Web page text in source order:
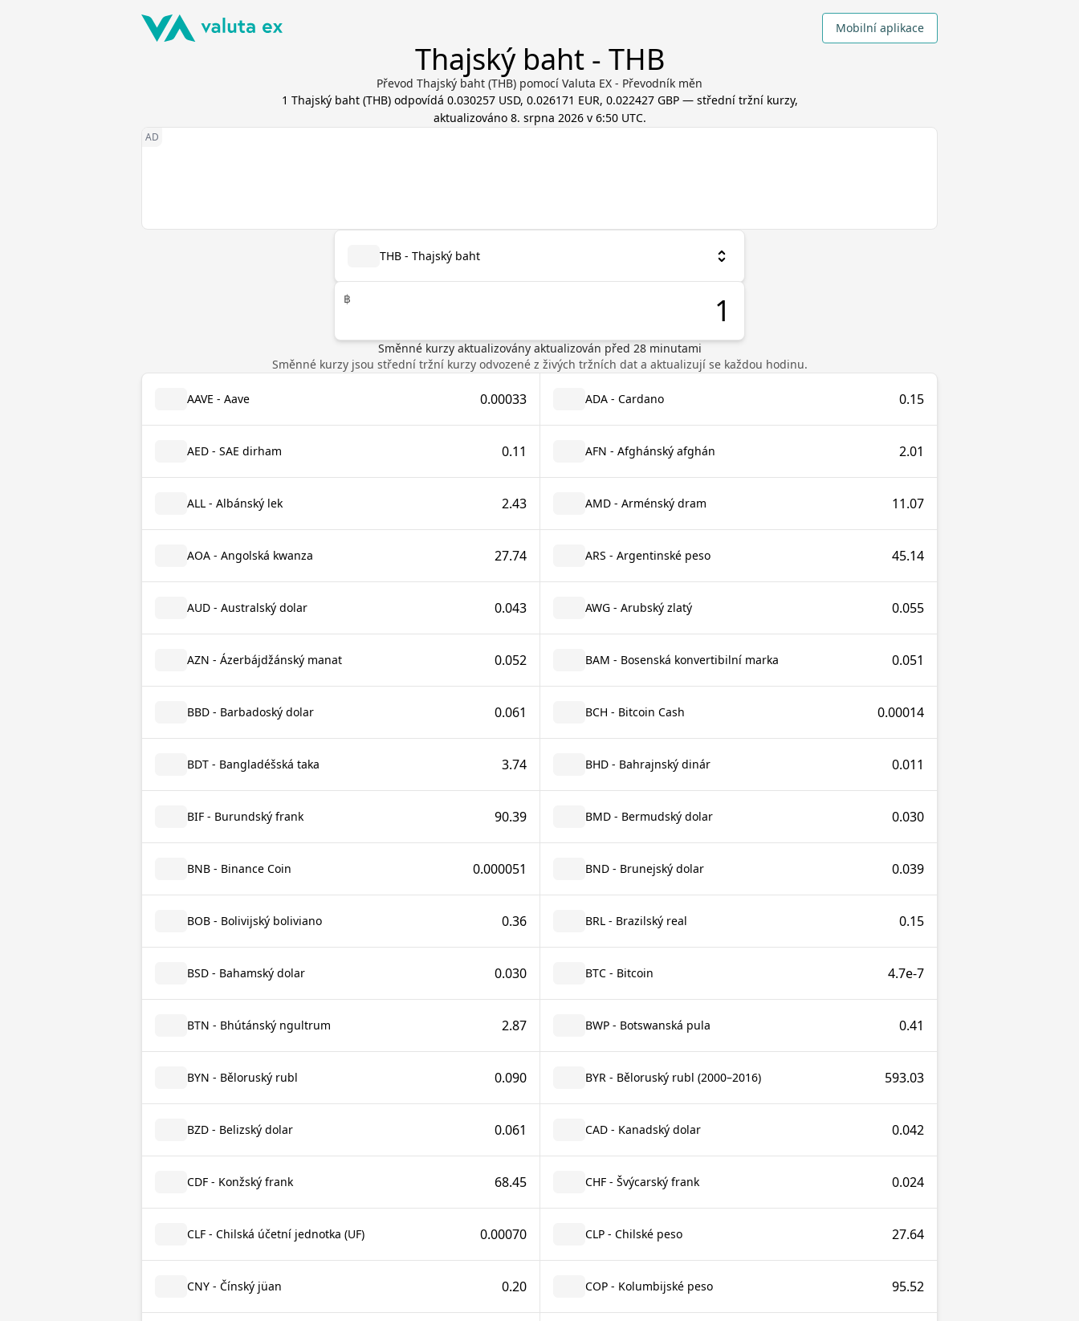
Mobilní aplikace
Thajský baht - THB
Převod Thajský baht (THB) pomocí Valuta EX - Převodník měn
1 Thajský baht(THB) odpovídá 0.030257 USD, 0.026171 EUR, 0.022427 GBP— střední tržní kurzy,
aktualizováno 8. srpna 2026 v 6:50 UTC.
THB - Thajský baht
฿
Směnné kurzy aktualizovány aktualizován před 28minutami
Směnné kurzy jsou střední tržní kurzy odvozené z živých tržních dat a aktualizují se každou hodinu.
AAVE - Aave 0.00033 ADA - Cardano 0.15
AED - SAE dirham 0.11 AFN - Afghánský afghán 2.01
ALL - Albánský lek 2.43 AMD - Arménský dram 11.07
AOA - Angolská kwanza 27.74 ARS - Argentinské peso 45.14
AUD - Australský dolar 0.043 AWG - Arubský zlatý 0.055
AZN - Ázerbájdžánský manat 0.052 BAM - Bosenská konvertibilní marka 0.051
BBD - Barbadoský dolar 0.061 BCH - Bitcoin Cash 0.00014
BDT - Bangladéšská taka 3.74 BHD - Bahrajnský dinár 0.011
BIF - Burundský frank 90.39 BMD - Bermudský dolar 0.030
BNB - Binance Coin 0.000051 BND - Brunejský dolar 0.039
BOB - Bolivijský boliviano 0.36 BRL - Brazilský real 0.15
BSD - Bahamský dolar 0.030 BTC - Bitcoin 4.7e-7
BTN - Bhútánský ngultrum 2.87 BWP - Botswanská pula 0.41
BYN - Běloruský rubl 0.090 BYR - Běloruský rubl (2000–2016) 593.03
BZD - Belizský dolar 0.061 CAD - Kanadský dolar 0.042
CDF - Konžský frank 68.45 CHF - Švýcarský frank 0.024
CLF - Chilská účetní jednotka (UF) 0.00070 CLP - Chilské peso 27.64
CNY - Čínský jüan 0.20 COP - Kolumbijské peso 95.52